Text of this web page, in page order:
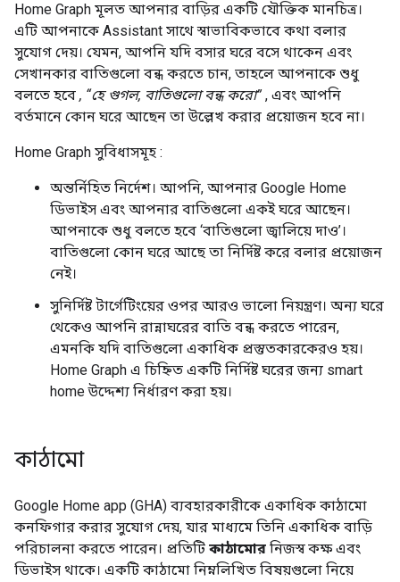
Home Graph মূলত আপনার বাড়ির একটি যৌক্তিক মানচিত্র।
এটি আপনাকে Assistant সাথে স্বাভাবিকভাবে কথা বলার
সুযোগ দেয়। যেমন, আপনি যদি বসার ঘরে বসে থাকেন এবং
সেখানকার বাতিগুলো বন্ধ করতে চান, তাহলে আপনাকে শুধু
বলতে হবে , “হে গুগল, বাতিগুলো বন্ধ করো” , এবং আপনি
বর্তমানে কোন ঘরে আছেন তা উল্লেখ করার প্রয়োজন হবে না।
Home Graph সুবিধাসমূহ :
অন্তর্নিহিত নির্দেশ। আপনি, আপনার Google Home
ডিভাইস এবং আপনার বাতিগুলো একই ঘরে আছেন।
আপনাকে শুধু বলতে হবে ‘বাতিগুলো জ্বালিয়ে দাও’।
বাতিগুলো কোন ঘরে আছে তা নির্দিষ্ট করে বলার প্রয়োজন
নেই।
সুনির্দিষ্ট টার্গেটিংয়ের ওপর আরও ভালো নিয়ন্ত্রণ। অন্য ঘরে
থেকেও আপনি রান্নাঘরের বাতি বন্ধ করতে পারেন,
এমনকি যদি বাতিগুলো একাধিক প্রস্তুতকারকেরও হয়।
Home Graph এ চিহ্নিত একটি নির্দিষ্ট ঘরের জন্য smart
homeউদ্দেশ্য নির্ধারণ করা হয়।
কাঠামো
Google Home app (GHA) ব্যবহারকারীকে একাধিক কাঠামো
কনফিগার করার সুযোগ দেয়, যার মাধ্যমে তিনি একাধিক বাড়ি
পরিচালনা করতে পারেন। প্রতিটি কাঠামোর নিজস্ব কক্ষ এবং
ডিভাইস থাকে। একটি কাঠামো নিম্নলিখিত বিষয়গুলো নিয়ে